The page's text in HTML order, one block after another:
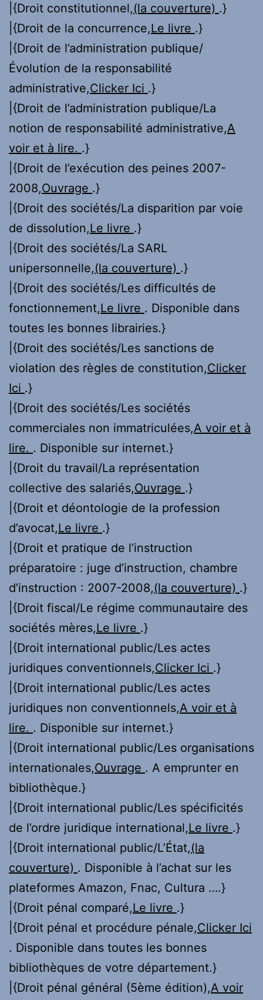
|{Droit constitutionnel,(la couverture) .}
|{Droit de la concurrence,Le livre .}
|{Droit de l’administration publique/
Évolution de la responsabilité
administrative,Clicker Ici .}
|{Droit de l’administration publique/La
notion de responsabilité administrative,A
voir et à lire. .}
|{Droit de l’exécution des peines 2007-
2008,Ouvrage .}
|{Droit des sociétés/La disparition par voie
de dissolution,Le livre .}
|{Droit des sociétés/La SARL
unipersonnelle,(la couverture) .}
|{Droit des sociétés/Les difficultés de
fonctionnement,Le livre . Disponible dans
toutes les bonnes librairies.}
|{Droit des sociétés/Les sanctions de
violation des règles de constitution,Clicker
Ici .}
|{Droit des sociétés/Les sociétés
commerciales non immatriculées,A voir et à
lire. . Disponible sur internet.}
|{Droit du travail/La représentation
collective des salariés,Ouvrage .}
|{Droit et déontologie de la profession
d’avocat,Le livre .}
|{Droit et pratique de l’instruction
préparatoire : juge d’instruction, chambre
d’instruction : 2007-2008,(la couverture) .}
|{Droit fiscal/Le régime communautaire des
sociétés mères,Le livre .}
|{Droit international public/Les actes
juridiques conventionnels,Clicker Ici .}
|{Droit international public/Les actes
juridiques non conventionnels,A voir et à
lire. . Disponible sur internet.}
|{Droit international public/Les organisations
internationales,Ouvrage . A emprunter en
bibliothèque.}
|{Droit international public/Les spécificités
de l’ordre juridique international,Le livre .}
|{Droit international public/L’État,(la
couverture) . Disponible à l’achat sur les
plateformes Amazon, Fnac, Cultura ….}
|{Droit pénal comparé,Le livre .}
|{Droit pénal et procédure pénale,Clicker Ici
. Disponible dans toutes les bonnes
bibliothèques de votre département.}
|{Droit pénal général (5ème édition),A voir